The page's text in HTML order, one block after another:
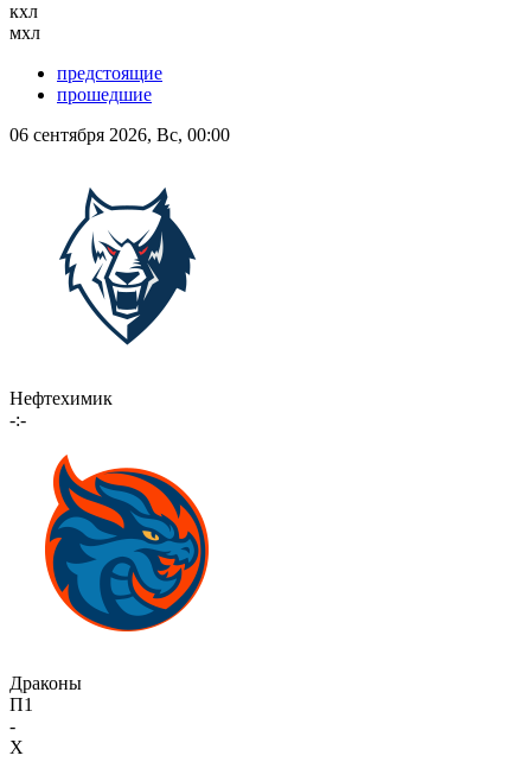
кхл
мхл
предстоящие
прошедшие
06 сентября 2026, Вс, 00:00
Нефтехимик
-:-
Драконы
П1
-
X